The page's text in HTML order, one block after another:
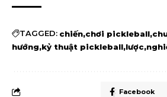
TAGGED: chiến chơi pickleball
hướng kỷ thuật pickleball lược
Facebook